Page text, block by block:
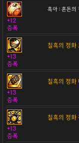
흑아 : 혼돈의
+12
증폭
칠흑의 정화
+13
증폭
칠흑의 정화
+13
증폭
칠흑의 정화
+13
증폭